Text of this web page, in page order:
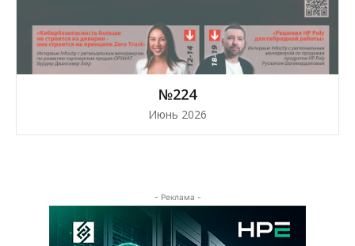
№224
Июнь 2026
- Реклама -